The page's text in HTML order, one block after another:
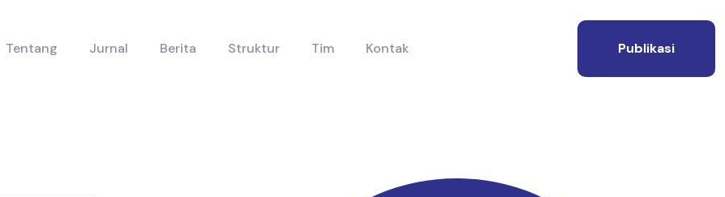
Tentang Jurnal Berita Struktur Tim Kontak Publikasi